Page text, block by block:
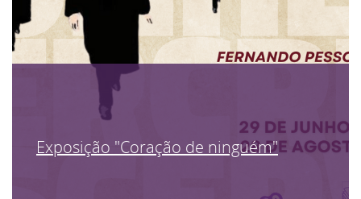
Exposição "Coração de ninguém"